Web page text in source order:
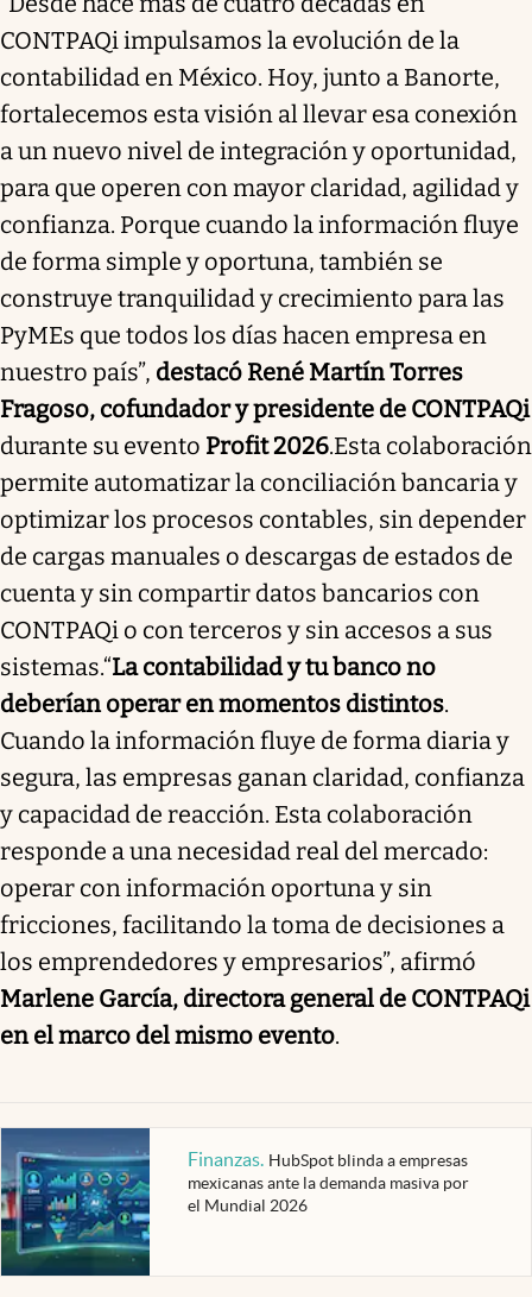
CONTPAQi impulsamos la evolución de la
contabilidad en México. Hoy, junto a Banorte,
fortalecemos esta visión al llevar esa conexión
a un nuevo nivel de integración y oportunidad,
para que operen con mayor claridad, agilidad y
confianza. Porque cuando la información fluye
de forma simple y oportuna, también se
construye tranquilidad y crecimiento para las
PyMEs que todos los días hacen empresa en
nuestro país”, destacó René Martín Torres
Fragoso, cofundador y presidente de CONTPAQi
durante su evento Profit 2026.Esta colaboración
permite automatizar la conciliación bancaria y
optimizar los procesos contables, sin depender
de cargas manuales o descargas de estados de
cuenta y sin compartir datos bancarios con
CONTPAQi o con terceros y sin accesos a sus
sistemas.“La contabilidad y tu banco no
deberían operar en momentos distintos.
Cuando la información fluye de forma diaria y
segura, las empresas ganan claridad, confianza
y capacidad de reacción. Esta colaboración
responde a una necesidad real del mercado:
operar con información oportuna y sin
fricciones, facilitando la toma de decisiones a
los emprendedores y empresarios”, afirmó
Marlene García, directora general de CONTPAQi
en el marco del mismo evento.
Finanzas. HubSpot blinda a empresas
mexicanas ante la demanda masiva por
el Mundial 2026